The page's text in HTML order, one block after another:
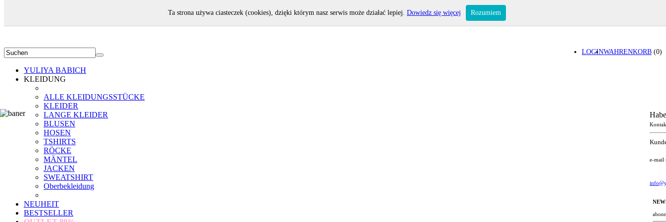
WAHRENKORB (0)
LOGIN
YULIYA BABICH
KLEIDUNG
ALLE KLEIDUNGSSTÜCKE
KLEIDER
LANGE KLEIDER
BLUSEN
HOSEN
TSHIRTS
RÖCKE
MÄNTEL
JACKEN
SWEATSHIRT
Oberbekleidung
NEUHEIT
BESTSELLER
e-mail
Ta strona używa ciasteczek (cookies), dzięki którym nasz serwis może działać lepiej. Dowiedz się więcej Rozumiem